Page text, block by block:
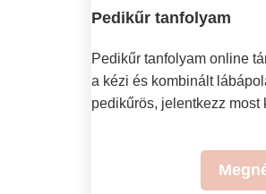
Pedikűr tanfolyam
Pedikűr tanfolyam online
a kézi és kombinált
pedikűrös, jelentkezz most